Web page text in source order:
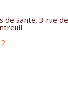
de Santé, 3 rue de